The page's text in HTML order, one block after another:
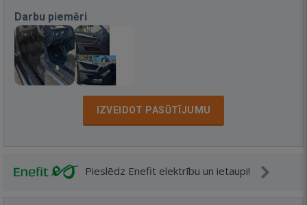
Darbu piemēri
IZVEIDOT PASŪTĪJUMU
Pieslēdz Enefit elektrību un ietaupi!